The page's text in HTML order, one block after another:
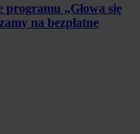
programu „Głowa się
na bezpłatne